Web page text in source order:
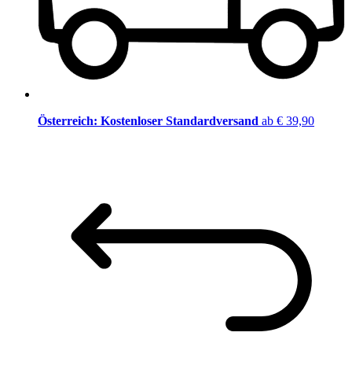
Österreich: Kostenloser Standardversand ab € 39,90